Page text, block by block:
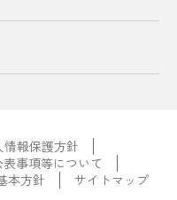
情報保護方針
事項等について
本方針
サイトマップ